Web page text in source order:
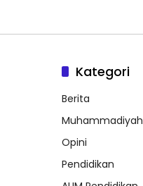
Kategori
Berita
Muhammadiyah
Opini
Pendidikan